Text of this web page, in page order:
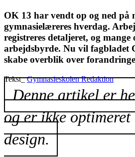
OK 13 har vendt op og ned på
gymnasielæreres hverdag.
registreres detaljeret, og mange
arbejdsbyrde. Nu vil fagbladet
skabe overblik over
Tekst_Gymnasieskolen Redaktion
Denne artikel er
og er ikke
design.